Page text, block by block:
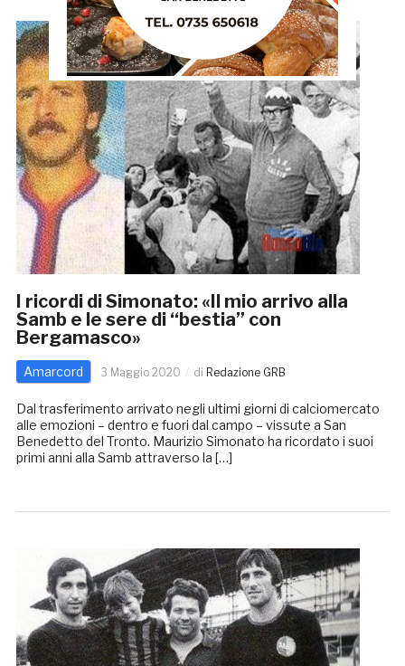
I ricordi di Simonato: «Il mio arrivo alla
Samb e le sere di “bestia” con
Bergamasco»
Amarcord 3 Maggio 2020 di Redazione GRB
Dal trasferimento arrivato negli ultimi giorni di calciomercato
alle emozioni – dentro e fuori dal campo – vissute a San
Benedetto del Tronto. Maurizio Simonato ha ricordato i suoi
primi anni alla Samb attraverso la […]